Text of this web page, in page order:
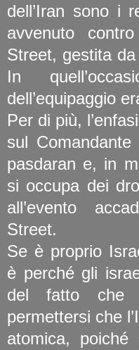
dell’Iran sono i
avvenuto
Street, gestita
In
dell’equipaggio
Per di più,
sul
pasdaran e, in
si occupa dei
all’evento
Street.
Se è proprio
è perché gli
del fatto che
permettersi che
atomica,